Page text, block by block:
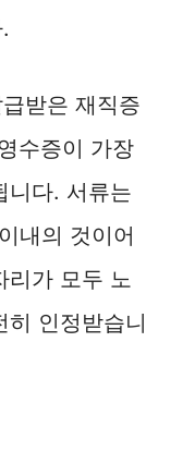
받은 재직증
수증이 가장
니다. 서류는
내의 것이어
리가 모두 노
히 인정받습니